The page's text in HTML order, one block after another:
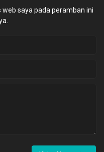
saya pada peramban ini